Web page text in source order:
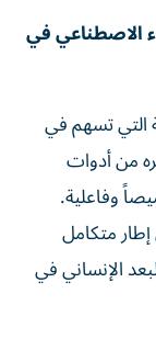
الاصطناعي في
التي تسهم في
من أدوات
وفاعلية.
متكامل
الإنساني في